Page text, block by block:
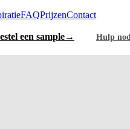
FAQPrijzenContact
een sample→ Hulp